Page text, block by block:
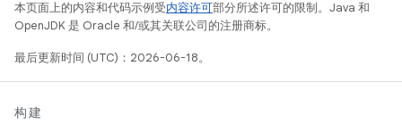
本页面上的内容和代码示例受内容许可部分所述许可的限制。Java 和
OpenJDK 是 Oracle 和/或其关联公司的注册商标。
最后更新时间 (UTC)：2026-06-18。
构建